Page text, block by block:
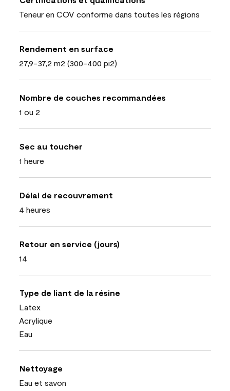
Teneur en COV conforme dans toutes les régions
Rendement en surface
27,9-37,2 m2 (300-400 pi2)
Nombre de couches recommandées
1 ou 2
Sec au toucher
1 heure
Délai de recouvrement
4 heures
Retour en service (jours)
14
Type de liant de la résine
Latex
Acrylique
Eau
Nettoyage
Eau et savon